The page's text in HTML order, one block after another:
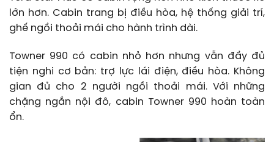
lớn hơn. Cabin trang bị điều hòa, hệ thống giải trí,
ghế ngồi thoải mái cho hành trình dài.
Towner 990 có cabin nhỏ hơn nhưng vẫn đầy đủ
tiện nghi cơ bản: trợ lực lái điện, điều hòa. Không
gian đủ cho 2 người ngồi thoải mái. Với những
chặng ngắn nội đô, cabin Towner 990 hoàn toàn
ổn.